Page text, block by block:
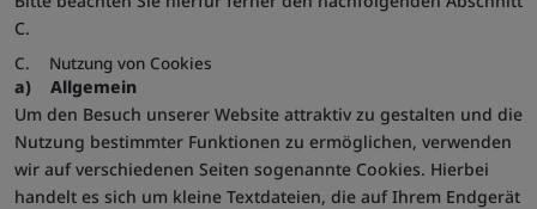
C.
C. Nutzung von Cookies
a) Allgemein
Um den Besuch unserer Website attraktiv zu gestalten und die
Nutzung bestimmter Funktionen zu ermöglichen, verwenden
wir auf verschiedenen Seiten sogenannte Cookies. Hierbei
handelt es sich um kleine Textdateien, die auf Ihrem Endgerät